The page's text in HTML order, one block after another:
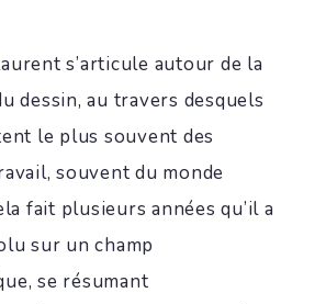
s’articule autour de la
dessin, au travers desquels
le plus souvent des
souvent du monde
fait plusieurs années qu’il a
sur un champ
se résumant